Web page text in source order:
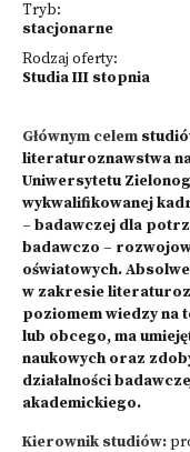
Tryb:
stacjonarne
Rodzaj oferty:
Studia III stopnia
Głównym celem
literaturoznawstwa
Uniwersytetu
wykwalifikowanej
– badawczej dla
badawczo –
oświatowych.
w zakresie
poziomem wiedzy
lub obcego, ma
naukowych oraz
działalności
akademickiego.
Kierownik studiów: